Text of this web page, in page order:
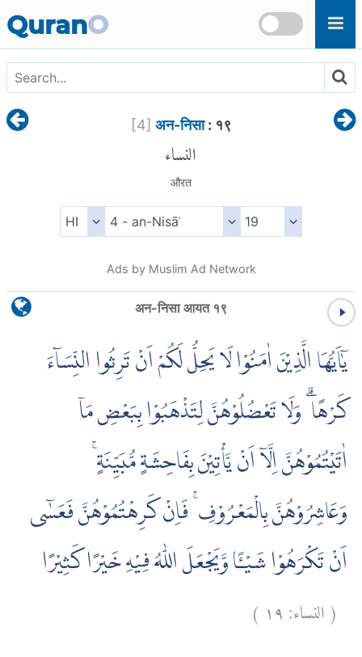
QuranO
[4] अन-निसा: १९
النساء
औरत
Ads by Muslim Ad Network
अन-निसा आयत १९
يٰٓاَيُّهَا الَّذِيْنَ اٰمَنُوْا لَا يَحِلُّ لَكُمْ اَنْ تَرِثُوا النِّسَاۤءَ
كَرْهًا ۗ وَلَا تَعْضُلُوْهُنَّ لِتَذْهَبُوْا بِبَعْضِ مَآ
اٰتَيْتُمُوْهُنَّ اِلَّآ اَنْ يَّأْتِيْنَ بِفَاحِشَةٍ مُّبَيِّنَةٍ ۚ
وَعَاشِرُوْهُنَّ بِالْمَعْرُوْفِ ۚ فَاِنْ كَرِهْتُمُوْهُنَّ فَعَسٰٓى
اَنْ تَكْرَهُوْا شَيْـًٔا وَّيَجْعَلَ اللّٰهُ فِيْهِ خَيْرًا كَثِيْرًا
(النساء:١٩ )